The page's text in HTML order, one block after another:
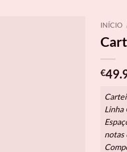
INÍCIO
€
Linha
notas